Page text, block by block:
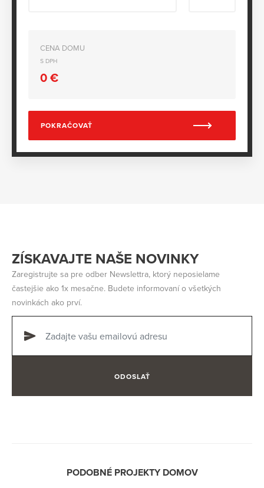
CENA DOMU
S DPH
0 €
POKRAČOVAŤ
ZÍSKAVAJTE NAŠE NOVINKY
Zaregistrujte sa pre odber Newslettra, ktorý neposielame
častejšie ako 1x mesačne. Budete informovaní o všetkých
novinkách ako prví.
ODOSLAŤ
PODOBNÉ PROJEKTY DOMOV